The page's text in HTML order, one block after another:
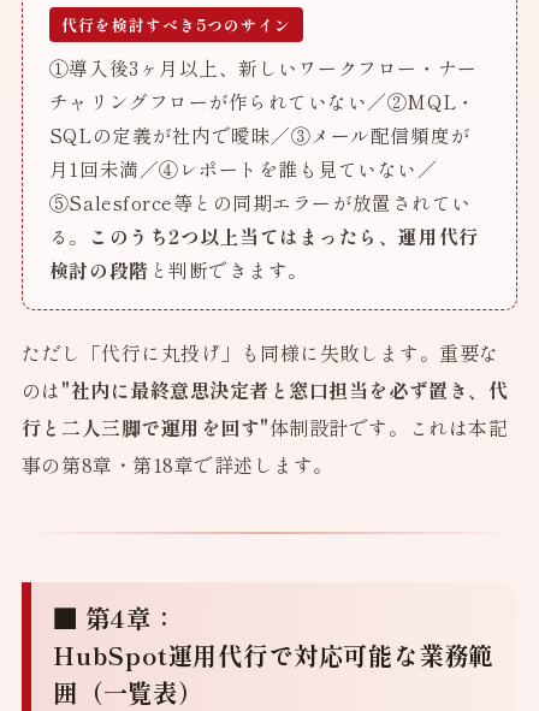
代行を検討すべき5つのサイン
①導入後3ヶ月以上、新しいワークフロー・ナー
チャリングフローが作られていない／②MQL・
SQLの定義が社内で曖昧／③メール配信頻度が
月1回未満／④レポートを誰も見ていない／
⑤Salesforce等との同期エラーが放置されてい
る。
このうち2つ以上当てはまったら、運用代行
検討の段階 と判断できます。
ただし「代行に丸投げ」も同様に失敗します。重要な
のは"社内に最終意思決定者と窓口担当を必ず置き、代
行と二人三脚で運用を回す"体制設計です。これは本記
事の第8章・第18章で詳述します。
■ 第4章：
HubSpot運用代行で対応可能な業務範
囲（一覧表）